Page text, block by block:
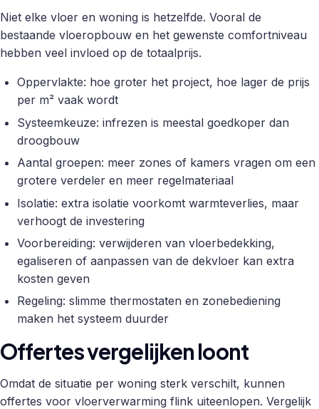
Niet elke vloer en woning is hetzelfde. Vooral de
bestaande vloeropbouw en het gewenste comfortniveau
hebben veel invloed op de totaalprijs.
Oppervlakte: hoe groter het project, hoe lager de prijs
per m² vaak wordt
Systeemkeuze: infrezen is meestal goedkoper dan
droogbouw
Aantal groepen: meer zones of kamers vragen om een
grotere verdeler en meer regelmateriaal
Isolatie: extra isolatie voorkomt warmteverlies, maar
verhoogt de investering
Voorbereiding: verwijderen van vloerbedekking,
egaliseren of aanpassen van de dekvloer kan extra
kosten geven
Regeling: slimme thermostaten en zonebediening
maken het systeem duurder
Offertes vergelijken loont
Omdat de situatie per woning sterk verschilt, kunnen
offertes voor vloerverwarming flink uiteenlopen. Vergelijk